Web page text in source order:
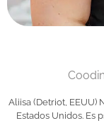
Aliisa (Detriot, EEUU)
Estados Unidos. Es